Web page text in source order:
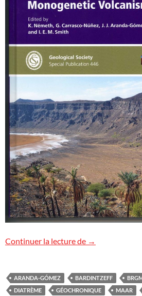
Continuer la lecture de Volcans
→
ARANDA-GÓMEZ BARDINTZEFF
DIATRÈME
GÉOCHRONIQUE MAAR